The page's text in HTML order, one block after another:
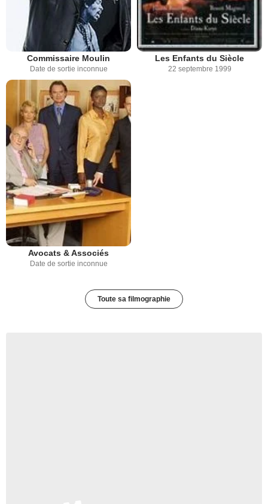
Commissaire Moulin
Date de sortie inconnue
Les Enfants du Siècle
22 septembre 1999
Avocats & Associés
Date de sortie inconnue
Toute sa filmographie